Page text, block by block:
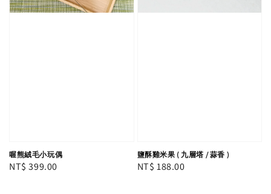
喔熊絨毛小玩偶
Regular
NT$ 399.00
鹽酥雞米果 ( 九層塔 / 蒜香 )
Regular
NT$ 188.00